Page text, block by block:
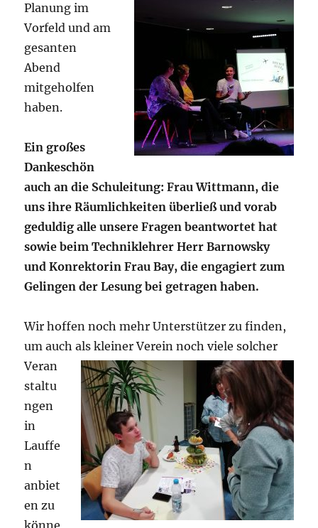
Planung im
Vorfeld und am
gesanten
Abend
mitgeholfen
haben.
Ein großes
Dankeschön
auch an die Schuleitung: Frau Wittmann, die
uns ihre Räumlichkeiten überließ und vorab
geduldig alle unsere Fragen beantwortet hat
sowie beim Techniklehrer Herr Barnowsky
und Konrektorin Frau Bay, die engagiert zum
Gelingen der Lesung bei getragen haben.
Wir hoffen noch mehr Unterstützer zu finden,
um auch als kleiner Verein noch viele solcher
Veran
staltu
ngen
in
Lauffe
n
anbiet
en zu
könne